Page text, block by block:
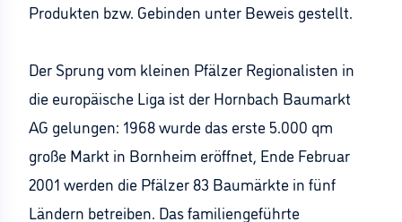
Produkten bzw. Gebinden unter Beweis gestellt.
Der Sprung vom kleinen Pfälzer Regionalisten in
die europäische Liga ist der Hornbach Baumarkt
AG gelungen: 1968 wurde das erste 5.000 qm
große Markt in Bornheim eröffnet, Ende Februar
2001 werden die Pfälzer 83 Baumärkte in fünf
Ländern betreiben. Das familiengeführte